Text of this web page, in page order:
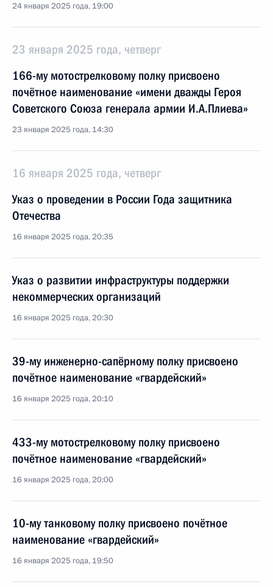
24 января 2025 года, 19:00
23 января 2025 года, четверг
166-му мотострелковому полку присвоено
почётное наименование «имени дважды Героя
Советского Союза генерала армии И.А.Плиева»
23 января 2025 года, 14:30
16 января 2025 года, четверг
Указ о проведении в России Года защитника
Отечества
16 января 2025 года, 20:35
Указ о развитии инфраструктуры поддержки
некоммерческих организаций
16 января 2025 года, 20:30
39-му инженерно-сапёрному полку присвоено
почётное наименование «гвардейский»
16 января 2025 года, 20:10
433-му мотострелковому полку присвоено
почётное наименование «гвардейский»
16 января 2025 года, 20:00
10-му танковому полку присвоено почётное
наименование «гвардейский»
16 января 2025 года, 19:50